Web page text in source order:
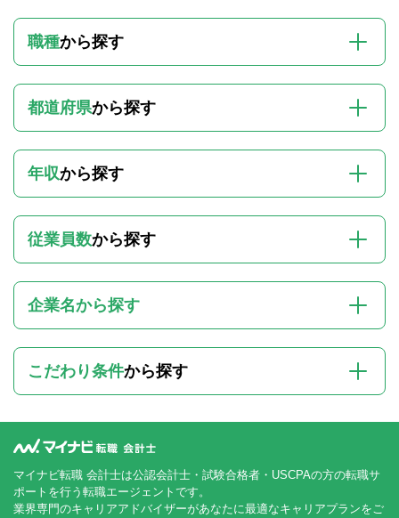
職種から探す
都道府県から探す
年収から探す
従業員数から探す
企業名から探す
こだわり条件から探す
マイナビ転職 会計士は公認会計士・試験合格者・USCPAの方の転職サ
ポートを行う転職エージェントです。
業界専門のキャリアアドバイザーがあなたに最適なキャリアプランをご